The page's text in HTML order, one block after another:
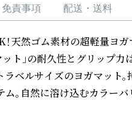
責事項 配送・送料
天然ゴム素材の超軽量ヨガ
ット」の耐久性とグリップ
ベルサイズのヨガマット。
。自然に溶け込むカラーバ